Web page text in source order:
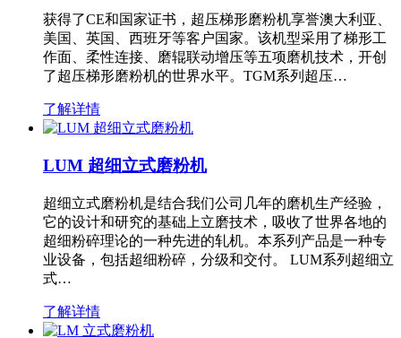
获得了CE和国家证书，超压梯形磨粉机享誉澳大利亚、
美国、英国、西班牙等客户国家。该机型采用了梯形工
作面、柔性连接、磨辊联动增压等五项磨机技术，开创
了超压梯形磨粉机的世界水平。TGM系列超压…
了解详情
LUM 超细立式磨粉机
超细立式磨粉机是结合我们公司几年的磨机生产经验，
它的设计和研究的基础上立磨技术，吸收了世界各地的
超细粉碎理论的一种先进的轧机。本系列产品是一种专
业设备，包括超细粉碎，分级和交付。 LUM系列超细立
式…
了解详情